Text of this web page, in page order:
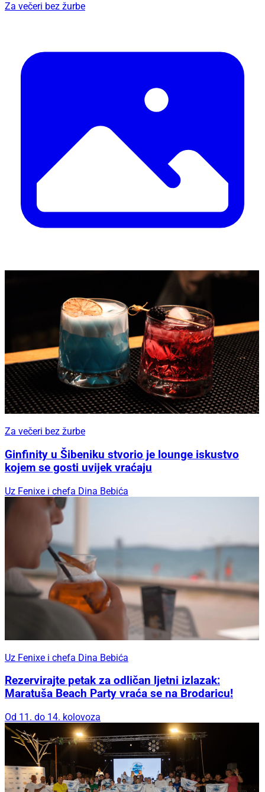
Za večeri bez žurbe
Za večeri bez žurbe
Ginfinity u Šibeniku stvorio je lounge iskustvo
kojem se gosti uvijek vraćaju
Uz Fenixe i chefa Dina Bebića
Uz Fenixe i chefa Dina Bebića
Rezervirajte petak za odličan ljetni izlazak:
Maratuša Beach Party vraća se na Brodaricu!
Od 11. do 14. kolovoza